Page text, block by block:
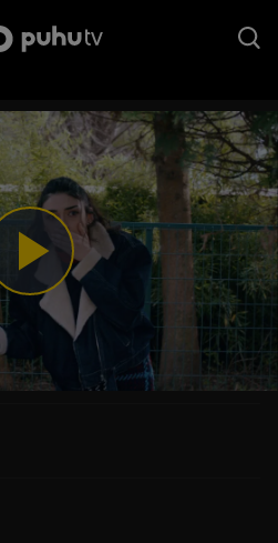
Play
Video
Büyük Şok